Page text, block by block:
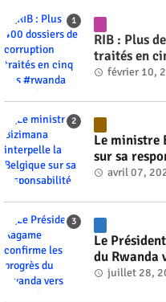
RIB : Plus
traités en
février 10,
Le ministre
sur sa
génocide
avril 07,
Le
du Rwanda
l'horizon
juillet 28,